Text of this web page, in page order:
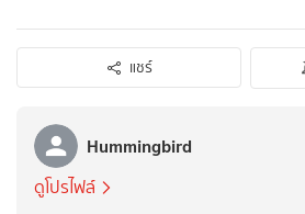
แชร์
Hummingbird
ดูโปรไฟล์